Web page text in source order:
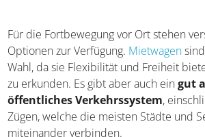
Alternativ gelangt man auchmit der
Großbritannien nach Nordirland.
beeindruckende Küste direkt bei der
gleich ein erstes Highlight.
anderem von Liverpool oder aber auf
der schottischen Westküste aus.